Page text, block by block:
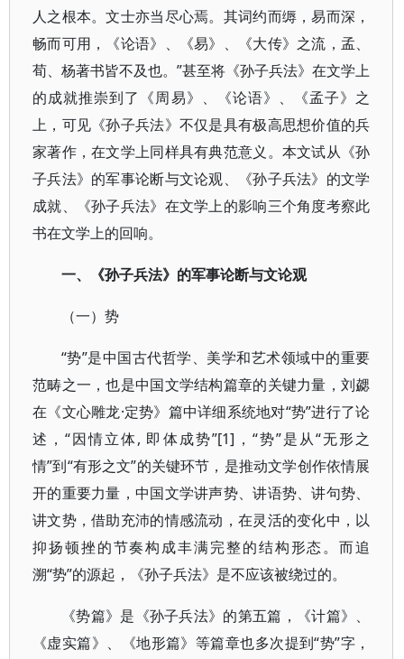
人之根本。文士亦当尽心焉。其词约而缛，易而深，
畅而可用，《论语》、《易》、《大传》之流，孟、
荀、杨著书皆不及也。”甚至将《孙子兵法》在文学上
的成就推崇到了《周易》、《论语》、《孟子》之
上，可见《孙子兵法》不仅是具有极高思想价值的兵
家著作，在文学上同样具有典范意义。本文试从《孙
子兵法》的军事论断与文论观、《孙子兵法》的文学
成就、《孙子兵法》在文学上的影响三个角度考察此
书在文学上的回响。
一、《孙子兵法》的军事论断与文论观
（一）势
“势”是中国古代哲学、美学和艺术领域中的重要
范畴之一，也是中国文学结构篇章的关键力量，刘勰
在《文心雕龙·定势》篇中详细系统地对“势”进行了论
述，“因情立体, 即体成势”[1]，“势”是从“无形之
情”到“有形之文”的关键环节，是推动文学创作依情展
开的重要力量，中国文学讲声势、讲语势、讲句势、
讲文势，借助充沛的情感流动，在灵活的变化中，以
抑扬顿挫的节奏构成丰满完整的结构形态。而追
溯“势”的源起，《孙子兵法》是不应该被绕过的。
《势篇》是《孙子兵法》的第五篇，《计篇》、
《虚实篇》、《地形篇》等篇章也多次提到“势”字，